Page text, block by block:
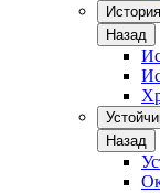
История
Назад
Назад